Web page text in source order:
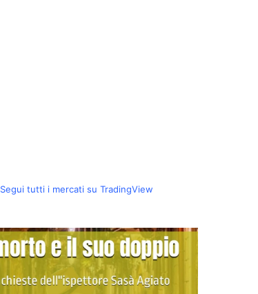
Segui tutti i mercati su TradingView